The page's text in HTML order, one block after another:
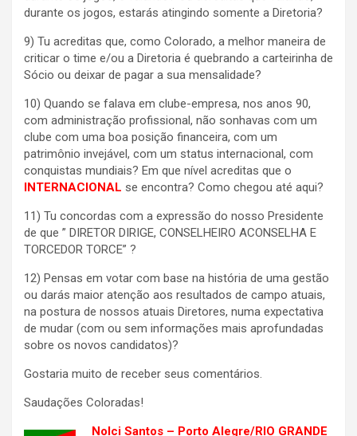
durante os jogos, estarás atingindo somente a Diretoria?
9) Tu acreditas que, como Colorado, a melhor maneira de
criticar o time e/ou a Diretoria é quebrando a carteirinha de
Sócio ou deixar de pagar a sua mensalidade?
10) Quando se falava em clube-empresa, nos anos 90,
com administração profissional, não sonhavas com um
clube com uma boa posição financeira, com um
patrimônio invejável, com um status internacional, com
conquistas mundiais? Em que nível acreditas que o
INTERNACIONAL se encontra? Como chegou até aqui?
11) Tu concordas com a expressão do nosso Presidente
de que ” DIRETOR DIRIGE, CONSELHEIRO ACONSELHA E
TORCEDOR TORCE” ?
12) Pensas em votar com base na história de uma gestão
ou darás maior atenção aos resultados de campo atuais,
na postura de nossos atuais Diretores, numa expectativa
de mudar (com ou sem informações mais aprofundadas
sobre os novos candidatos)?
Gostaria muito de receber seus comentários.
Saudações Coloradas!
Nolci Santos – Porto Alegre/RIO GRANDE